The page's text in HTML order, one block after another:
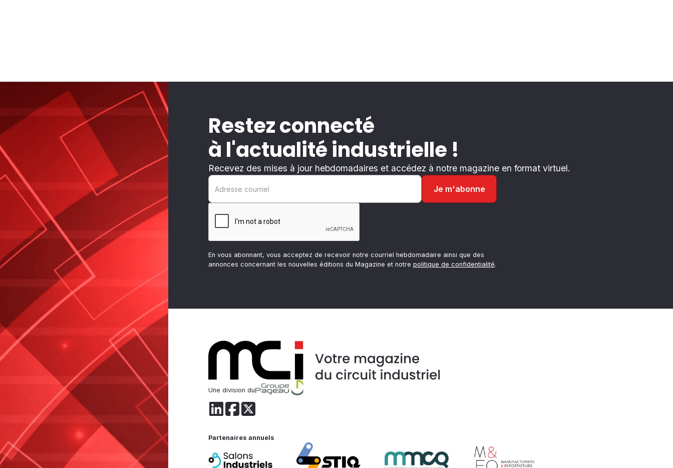
Restez connecté
à l'actualité industrielle !
Recevez des mises à jour hebdomadaires et accédez à notre magazine en format virtuel.
En vous abonnant, vous acceptez de recevoir notre courriel hebdomadaire ainsi que des
annonces concernant les nouvelles éditions du Magazine et notre politique de confidentialité.
Une division du
Partenaires annuels